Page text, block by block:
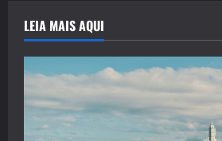
LEIA MAIS AQUI